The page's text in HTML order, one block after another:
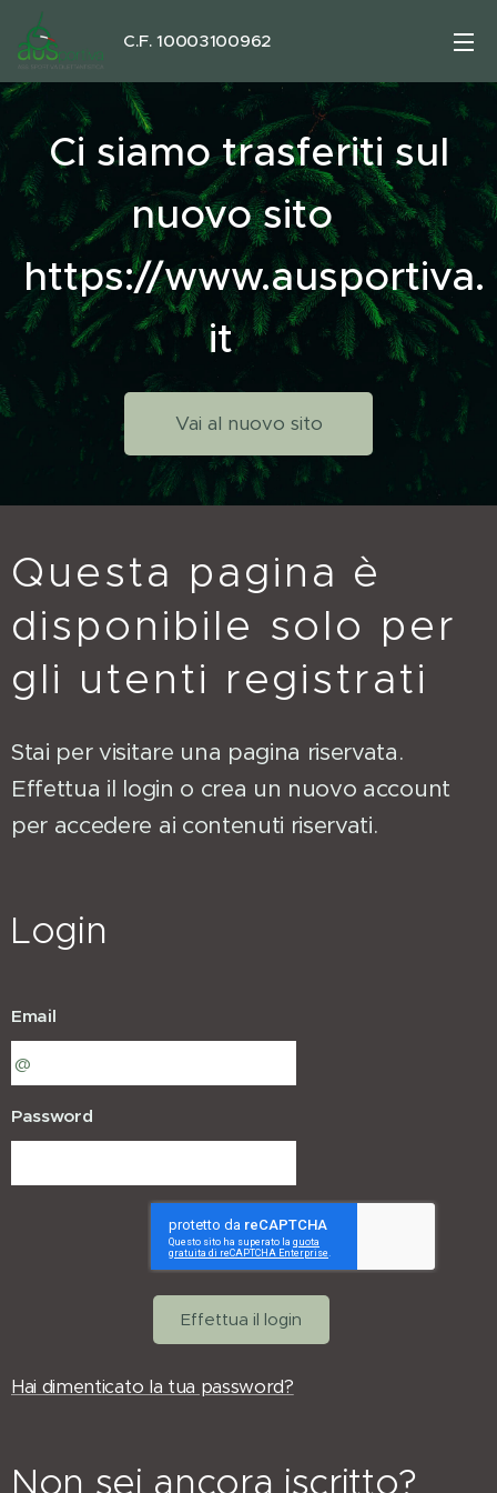
C.F. 10003100962
Ci siamo trasferiti sul
nuovo sito
https://www.ausportiva.
it
Vai al nuovo sito
Questa pagina è
disponibile solo per
gli utenti registrati
Stai per visitare una pagina riservata.
Effettua il login o crea un nuovo account
per accedere ai contenuti riservati.
Login
Email
Password
Effettua il login
Hai dimenticato la tua password?
Non sei ancora iscritto?